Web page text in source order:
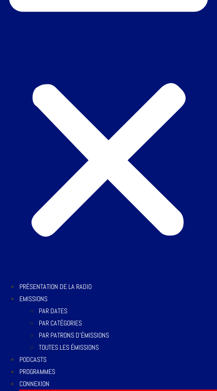
PRÉSENTATION DE LA RADIO
EMISSIONS
PAR DATES
PAR CATÉGORIES
PAR PATRONS D’ÉMISSIONS
TOUTES LES ÉMISSIONS
PODCASTS
PROGRAMMES
CONNEXION